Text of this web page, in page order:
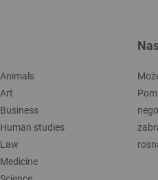
Animals
Art
Business
Human studies
Law
Medicine